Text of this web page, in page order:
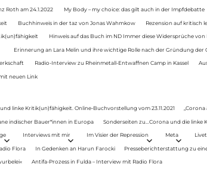
Roth am 24.1.2022 My Body – my choice: das gilt auch in der Impfdebatte
Buchhinweis in der taz von Jonas Wahmkow Rezension auf kritisch
Hinweis auf das Buch im ND Immer diese Widersprüche von
Erinnerung an Lara Melin und ihre wichtige Rolle nach der Gründung der
Radio-Interview zu Rheinmetall-Entwaffnen Camp in Kassel
neuen Link
linke Kritik(un)fähigkeit. Online-Buchvorstellung vom 23.11.2021
indischer Bauer*innen in Europa Sonderseiten zu…Corona und die linke
Interviews mit mir Im Visier der Repression Meta
Flora In Gedenken an Harun Farocki Presseberichterstattung zu
Antifa-Prozess in Fulda – Interview mit Radio Flora